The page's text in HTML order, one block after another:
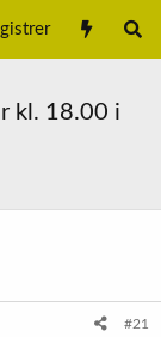
kl. 18.00 i
#21